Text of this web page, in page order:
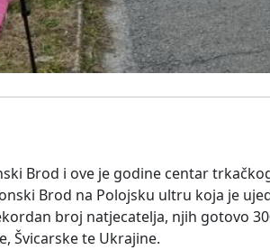
Brod i ove je godine centar
Brod na Polojsku ultru koja je
broj natjecatelja, njih gotovo
Švicarske te Ukrajine.